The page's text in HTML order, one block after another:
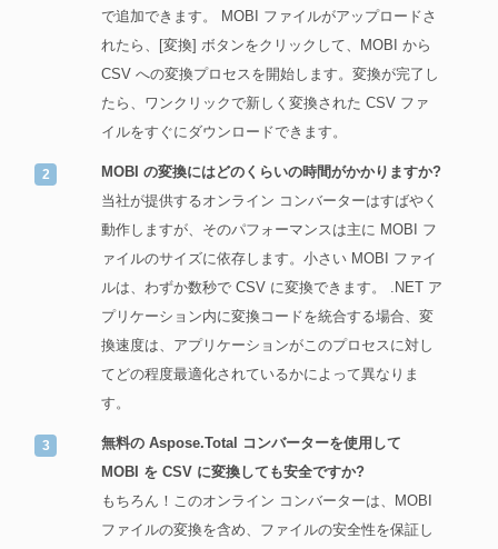
で追加できます。 MOBI ファイルがアップロードさ
れたら、[変換] ボタンをクリックして、MOBI から
CSV への変換プロセスを開始します。変換が完了し
たら、ワンクリックで新しく変換された CSV ファ
イルをすぐにダウンロードできます。
MOBI の変換にはどのくらいの時間がかかりますか?
当社が提供するオンライン コンバーターはすばやく
動作しますが、そのパフォーマンスは主に MOBI フ
ァイルのサイズに依存します。小さい MOBI ファイ
ルは、わずか数秒で CSV に変換できます。 .NET ア
プリケーション内に変換コードを統合する場合、変
換速度は、アプリケーションがこのプロセスに対し
てどの程度最適化されているかによって異なりま
す。
無料の Aspose.Total コンバーターを使用して
MOBI を CSV に変換しても安全ですか?
もちろん！このオンライン コンバーターは、MOBI
ファイルの変換を含め、ファイルの安全性を保証し